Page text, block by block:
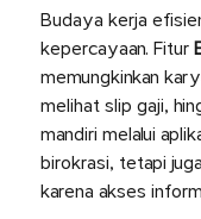
Budaya kerja
kepercayaan. Fitur
memungkinkan
melihat slip gaji,
mandiri melalui
birokrasi, tetapi
karena akses